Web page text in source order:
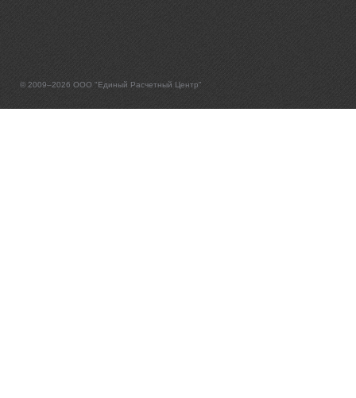
© 2009–2026 ООО "Единый Расчетный Центр"